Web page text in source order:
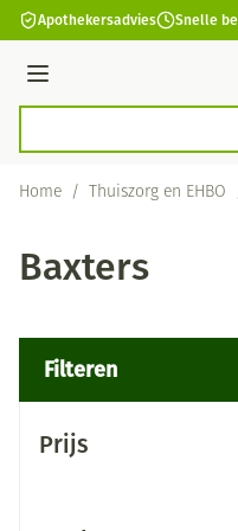
Ga naar de inhoud
Apothekersadvies Snelle
Menu
Home / Thuiszorg en EHBO
Baxters
Filteren
Prijs